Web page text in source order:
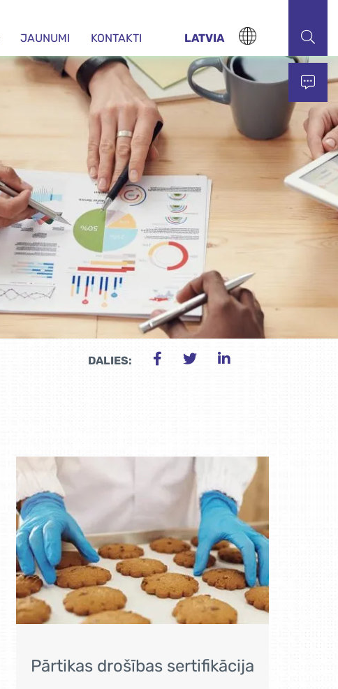
JAUNUMI KONTAKTI LATVIA
DALIES:
Pārtikas drošības sertifikācija